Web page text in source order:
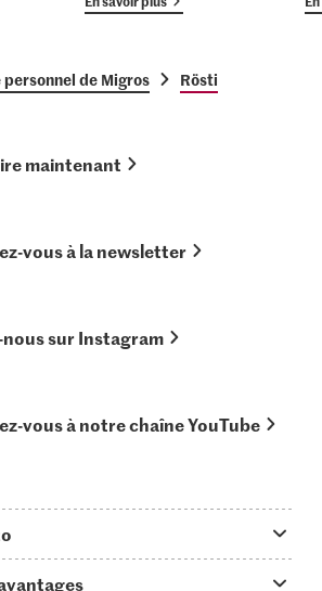
de Migros Rösti
maintenant
vous à la newsletter
nous sur Instagram
vous à notre chaîne YouTube